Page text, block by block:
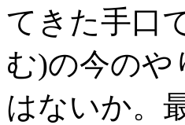
てきた手口
む)の今のや
はないか。